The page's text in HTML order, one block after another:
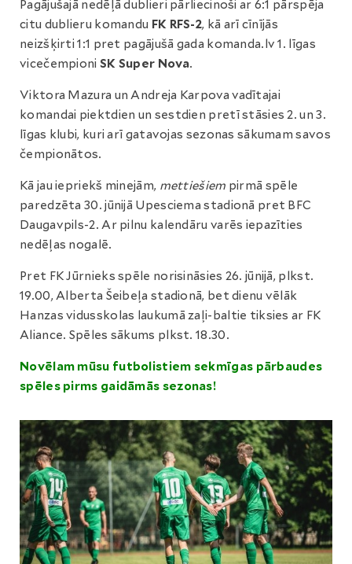
Pagājušajā nedēļā dublieri pārliecinoši ar 6:1 pārspēja
citu dublieru komandu FK RFS-2, kā arī cīnījās
neizšķirti 1:1 pret pagājušā gada komanda.lv 1. līgas
vicečempioni SK Super Nova.
Viktora Mazura un Andreja Karpova vadītajai
komandai piektdien un sestdien pretī stāsies 2. un 3.
līgas klubi, kuri arī gatavojas sezonas sākumam savos
čempionātos.
Kā jau iepriekš minejām, mettiešiem pirmā spēle
paredzēta 30. jūnijā Upesciema stadionā pret BFC
Daugavpils-2. Ar pilnu kalendāru varēs iepazīties
nedēļas nogalē.
Pret FK Jūrnieks spēle norisināsies 26. jūnijā, plkst.
19.00, Alberta Šeibeļa stadionā, bet dienu vēlāk
Hanzas vidusskolas laukumā zaļi-baltie tiksies ar FK
Aliance. Spēles sākums plkst. 18.30.
Novēlam mūsu futbolistiem sekmīgas pārbaudes
spēles pirms gaidāmās sezonas!